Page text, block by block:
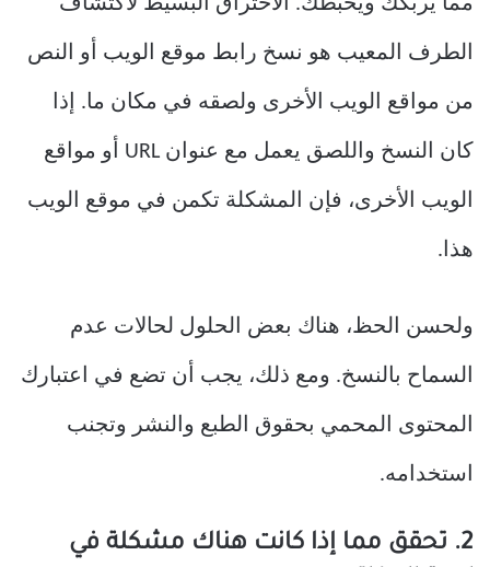
مما يربكك ويحبطك. الاختراق البسيط لاكتشاف
الطرف المعيب هو نسخ رابط موقع الويب أو النص
من مواقع الويب الأخرى ولصقه في مكان ما. إذا
كان النسخ واللصق يعمل مع عنوان URL أو مواقع
الويب الأخرى، فإن المشكلة تكمن في موقع الويب
هذا.
ولحسن الحظ، هناك بعض الحلول لحالات عدم
السماح بالنسخ. ومع ذلك، يجب أن تضع في اعتبارك
المحتوى المحمي بحقوق الطبع والنشر وتجنب
استخدامه.
2. تحقق مما إذا كانت هناك مشكلة في